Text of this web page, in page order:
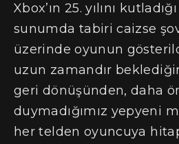
Xbox’ın 25. yılını
sunumda tabiri caizse
üzerinde oyunun
uzun zamandır
geri dönüşünden, daha
duymadığımız yepyeni
her telden oyuncuya